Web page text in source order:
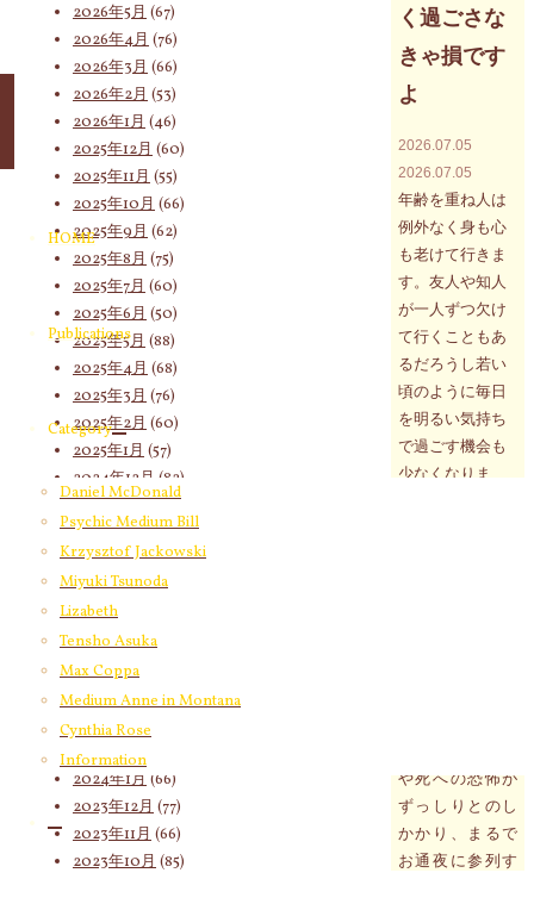
HOME
Publications
Category
Daniel McDonald
Psychic Medium Bill
Krzysztof Jackowski
Miyuki Tsunoda
Lizabeth
Tensho Asuka
Max Coppa
Medium Anne in Montana
Cynthia Rose
Information
く過ごさな
きゃ損です
よ
2026.07.05
2026.07.05
年齢を重ね人は
例外なく身も心
も老けて行きま
す。友人や知人
が一人ずつ欠け
て行くこともあ
るだろうし若い
頃のように毎日
を明るい気持ち
で過ごす機会も
少なくなりま
や死への恐怖が
ずっしりとのし
かかり、まるで
お通夜に参列す
2026年5月 (67)
2026年4月 (76)
2026年3月 (66)
2026年2月 (53)
2026年1月 (46)
2025年12月 (60)
2025年11月 (55)
2025年10月 (66)
2025年9月 (62)
2025年8月 (75)
2025年7月 (60)
2025年6月 (50)
2025年5月 (88)
2025年4月 (68)
2025年3月 (76)
2025年2月 (60)
2025年1月 (57)
2024年12月 (82)
2024年11月(53)
2024年10月(65)
2024年9月(58)
2024年8月(65)
2024年7月
2024年6月(72)
2024年5月
2024年4月(72)
2024年3月(70)
2024年2月
2024年1月 (66)
2023年12月 (77)
2023年11月 (66)
2023年10月 (85)